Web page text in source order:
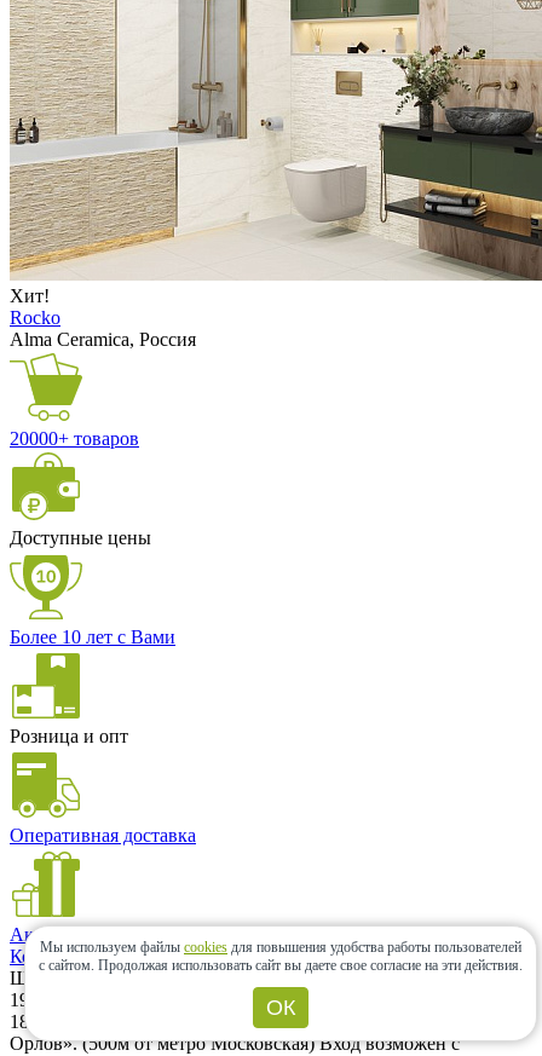
Хит!
Rocko
Alma Ceramica, Россия
20000+ товаров
Доступные цены
Более 10 лет с Вами
Розница и опт
Оперативная доставка
Акции и скидки
Контакты
Шоу-рум
196066, г. Санкт-Петербург, Московский проспект, дом 183–
185Ак2А. Шоу-рум находится на территории ЖК «Граф
Орлов». (500м от метро Московская) Вход возможен с
Мы используем файлы cookies для повышения удобства работы пользователей
с сайтом. Продолжая использовать сайт вы даете свое согласие на эти действия.
ОК